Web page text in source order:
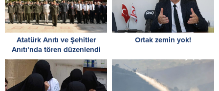
Atatürk Anıtı ve Şehitler
Anıtı’nda tören düzenlendi
Ortak zemin yok!